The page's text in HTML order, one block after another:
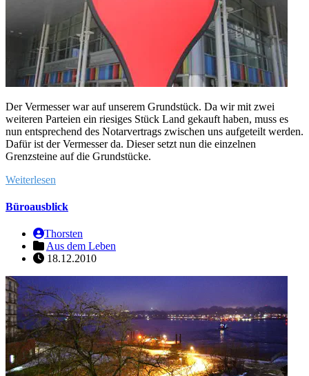
Der Vermesser war auf unserem Grundstück. Da wir mit zwei
weiteren Parteien ein riesiges Stück Land gekauft haben, muss es
nun entsprechend des Notarvertrags zwischen uns aufgeteilt werden.
Dafür ist der Vermesser da. Dieser setzt nun die einzelnen
Grenzsteine auf die Grundstücke.
Weiterlesen
Büroausblick
Thorsten
Aus dem Leben
18.12.2010